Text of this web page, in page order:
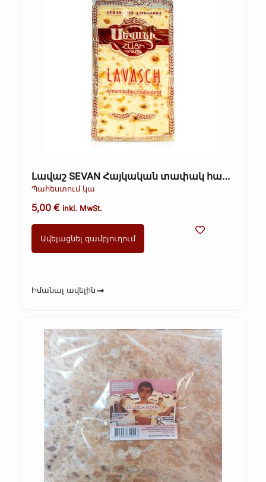
Լավաշ SEVAN Հայկական տափակ հաց
5 հատ. (ուղիղ Հայաստանից)
Պահեստում կա
5,00€ inkl. MwSt.
Ավելացնել զամբյուղում
Իմանալ ավելին